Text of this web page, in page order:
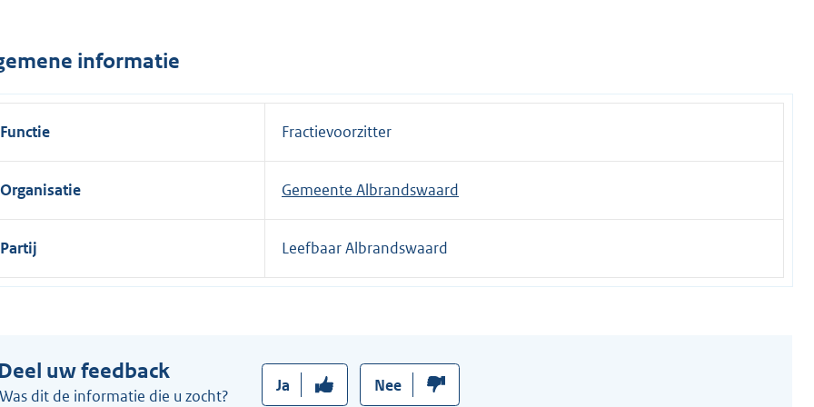
l
n
:
informatie
Functie Fractievoorzitter
Organisatie Gemeente Albrandswaard
Partij Leefbaar Albrandswaard
uw feedback
Was dit de informatie die u zocht?
Ja Nee